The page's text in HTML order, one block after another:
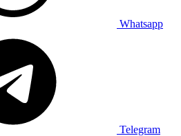
Whatsapp
Telegram